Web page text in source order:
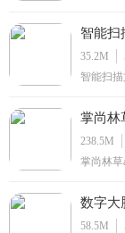
储管理
智能扫
35.2M
智能扫
掌尚林
238.5M
掌尚林
数字大
58.5M